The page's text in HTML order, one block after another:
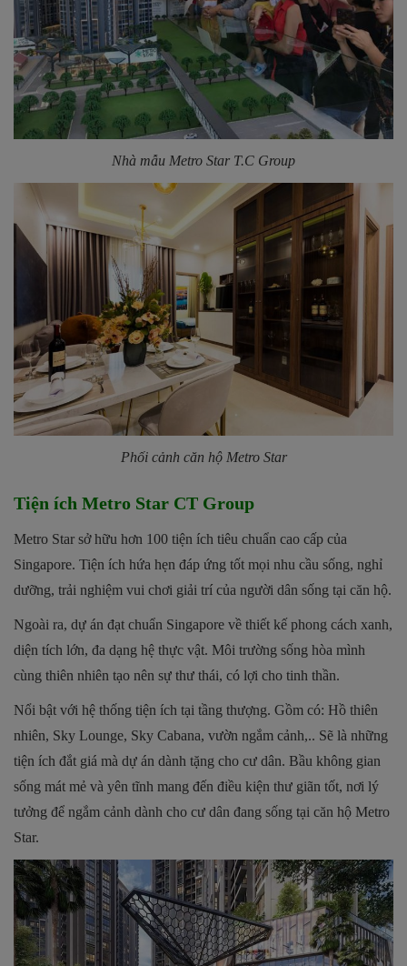
Nhà mẫu Metro Star T.C Group
Phối cảnh căn hộ Metro Star
Tiện ích Metro Star CT Group
Metro Star sở hữu hơn 100 tiện ích tiêu chuẩn cao cấp của
Singapore. Tiện ích hứa hẹn đáp ứng tốt mọi nhu cầu sống, nghỉ
dưỡng, trải nghiệm vui chơi giải trí của người dân sống tại căn hộ.
Ngoài ra, dự án đạt chuẩn Singapore về thiết kế phong cách xanh,
diện tích lớn, đa dạng hệ thực vật. Môi trường sống hòa mình
cùng thiên nhiên tạo nên sự thư thái, có lợi cho tinh thần.
Nổi bật với hệ thống tiện ích tại tầng thượng. Gồm có: Hồ thiên
nhiên, Sky Lounge, Sky Cabana, vườn ngắm cảnh,.. Sẽ là những
tiện ích đắt giá mà dự án dành tặng cho cư dân. Bầu không gian
sống mát mẻ và yên tĩnh mang đến điều kiện thư giãn tốt, nơi lý
tưởng để ngắm cảnh dành cho cư dân đang sống tại căn hộ Metro
Star.